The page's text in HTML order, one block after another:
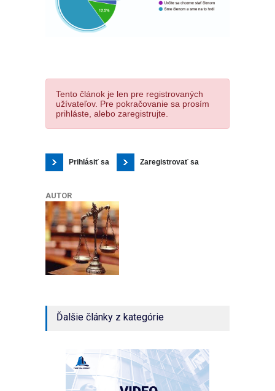
Tento článok je len pre registrovaných
užívateľov. Pre pokračovanie sa prosím
prihláste, alebo zaregistrujte.
Prihlásiť sa Zaregistrovať sa
AUTOR
Ďalšie články z kategórie